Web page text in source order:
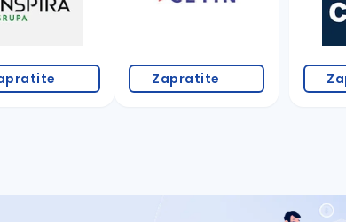
Zapratite